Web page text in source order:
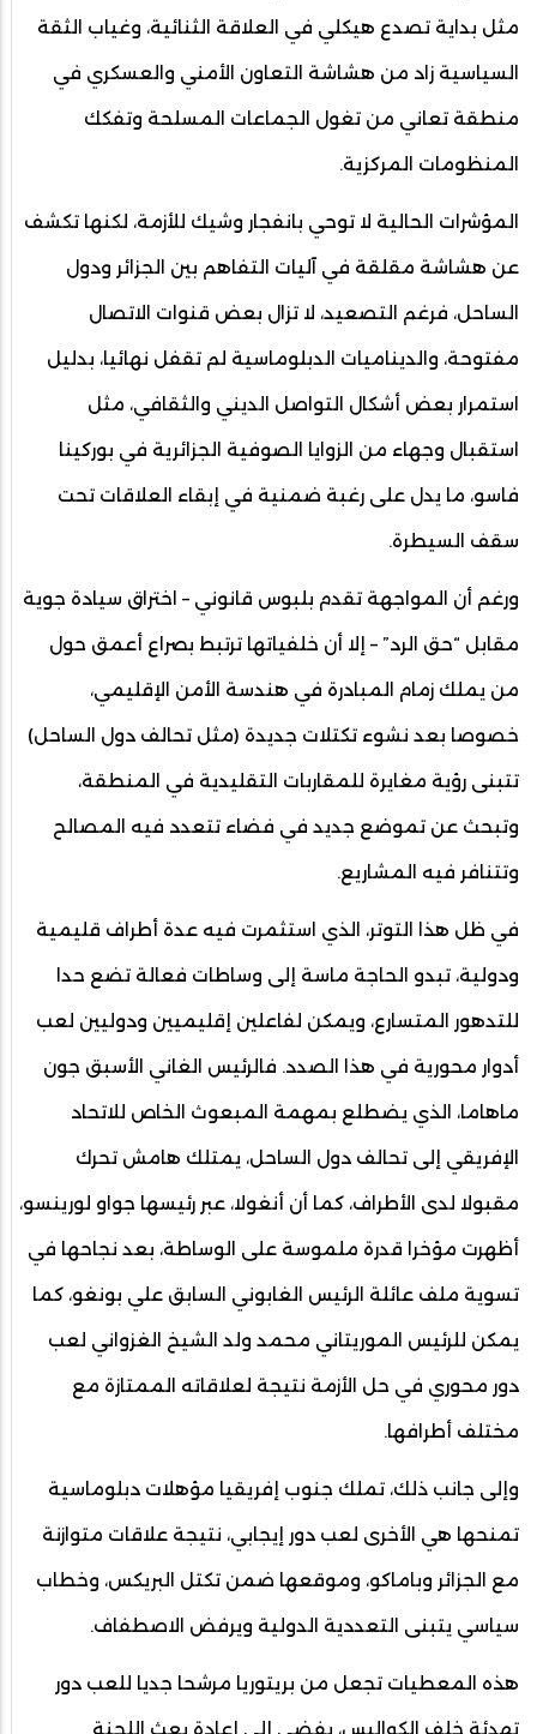
مثل بداية تصدع هيكلي في العلاقة الثنائية، وغياب الثقة
السياسية زاد من هشاشة التعاون الأمني والعسكري في
منطقة تعاني من تغول الجماعات المسلحة وتفكك
المنظومات المركزية.
المؤشرات الحالية لا توحي بانفجار وشيك للأزمة، لكنها تكشف
عن هشاشة مقلقة في آليات التفاهم بين الجزائر ودول
الساحل، فرغم التصعيد، لا تزال بعض قنوات الاتصال
مفتوحة، والديناميات الدبلوماسية لم تقفل نهائيا، بدليل
استمرار بعض أشكال التواصل الديني والثقافي، مثل
استقبال وجهاء من الزوايا الصوفية الجزائرية في بوركينا
فاسو، ما يدل على رغبة ضمنية في إبقاء العلاقات تحت
سقف السيطرة.
ورغم أن المواجهة تقدم بلبوس قانوني – اختراق سيادة جوية
مقابل “حق الرد” – إلا أن خلفياتها ترتبط بصراع أعمق حول
من يملك زمام المبادرة في هندسة الأمن الإقليمي،
خصوصا بعد نشوء تكتلات جديدة (مثل تحالف دول الساحل)
تتبنى رؤية مغايرة للمقاربات التقليدية في المنطقة،
وتبحث عن تموضع جديد في فضاء تتعدد فيه المصالح
وتتنافر فيه المشاريع.
في ظل هذا التوتر، الذي استثمرت فيه عدة أطراف قليمية
ودولية، تبدو الحاجة ماسة إلى وساطات فعالة تضع حدا
للتدهور المتسارع، ويمكن لفاعلين إقليميين ودوليين لعب
أدوار محورية في هذا الصدد. فالرئيس الغاني الأسبق جون
ماهاما، الذي يضطلع بمهمة المبعوث الخاص للاتحاد
الإفريقي إلى تحالف دول الساحل، يمتلك هامش تحرك
مقبولا لدى الأطراف، كما أن أنغولا، عبر رئيسها جواو لورينسو،
أظهرت مؤخرا قدرة ملموسة على الوساطة، بعد نجاحها في
تسوية ملف عائلة الرئيس الغابوني السابق علي بونغو، كما
يمكن للرئيس الموريتاني محمد ولد الشيخ الغزواني لعب
دور محوري في حل الأزمة نتيجة لعلاقاته الممتازة مع
مختلف أطرافها.
وإلى جانب ذلك، تملك جنوب إفريقيا مؤهلات دبلوماسية
تمنحها هي الأخرى لعب دور إيجابي، نتيجة علاقات متوازنة
مع الجزائر وباماكو، وموقعها ضمن تكتل البريكس، وخطاب
سياسي يتبنى التعددية الدولية ويرفض الاصطفاف.
هذه المعطيات تجعل من بريتوريا مرشحا جديا للعب دور
تهدئة خلف الكواليس، يفضي إلى إعادة بعث اللجنة